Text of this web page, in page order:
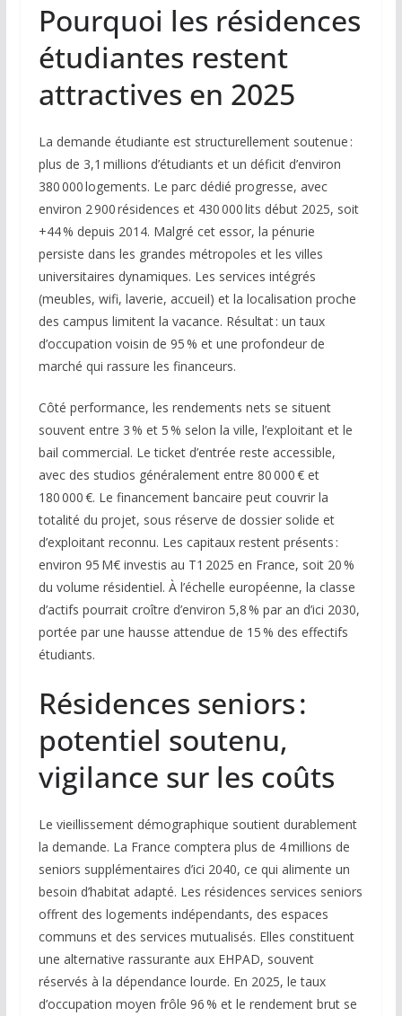
Pourquoi les résidences
étudiantes restent
attractives en 2025
La demande étudiante est structurellement soutenue :
plus de 3,1 millions d’étudiants et un déficit d’environ
380 000 logements. Le parc dédié progresse, avec
environ 2 900 résidences et 430 000 lits début 2025, soit
+44 % depuis 2014. Malgré cet essor, la pénurie
persiste dans les grandes métropoles et les villes
universitaires dynamiques. Les services intégrés
(meubles, wifi, laverie, accueil) et la localisation proche
des campus limitent la vacance. Résultat : un taux
d’occupation voisin de 95 % et une profondeur de
marché qui rassure les financeurs.
Côté performance, les rendements nets se situent
souvent entre 3 % et 5 % selon la ville, l’exploitant et le
bail commercial. Le ticket d’entrée reste accessible,
avec des studios généralement entre 80 000 € et
180 000 €. Le financement bancaire peut couvrir la
totalité du projet, sous réserve de dossier solide et
d’exploitant reconnu. Les capitaux restent présents :
environ 95 M€ investis au T1 2025 en France, soit 20 %
du volume résidentiel. À l’échelle européenne, la classe
d’actifs pourrait croître d’environ 5,8 % par an d’ici 2030,
portée par une hausse attendue de 15 % des effectifs
étudiants.
Résidences seniors :
potentiel soutenu,
vigilance sur les coûts
Le vieillissement démographique soutient durablement
la demande. La France comptera plus de 4 millions de
seniors supplémentaires d’ici 2040, ce qui alimente un
besoin d’habitat adapté. Les résidences services seniors
offrent des logements indépendants, des espaces
communs et des services mutualisés. Elles constituent
une alternative rassurante aux EHPAD, souvent
réservés à la dépendance lourde. En 2025, le taux
d’occupation moyen frôle 96 % et le rendement brut se